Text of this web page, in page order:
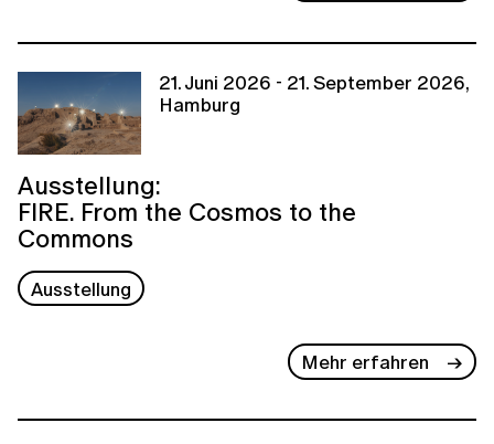
21. Juni 2026 - 21. September 2026,
Hamburg
Ausstellung:
FIRE. From the Cosmos to the
Commons
Ausstellung
Mehr erfahren